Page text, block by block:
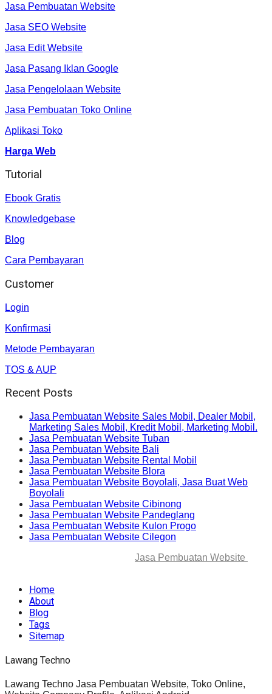
Jasa Pembuatan Website
Jasa SEO Website
Jasa Edit Website
Jasa Pasang Iklan Google
Jasa Pengelolaan Website
Jasa Pembuatan Toko Online
Aplikasi Toko
Harga Web
Tutorial
Ebook Gratis
Knowledgebase
Blog
Cara Pembayaran
Customer
Login
Konfirmasi
Metode Pembayaran
TOS & AUP
Recent Posts
Jasa Pembuatan Website Sales Mobil, Dealer Mobil,
Marketing Sales Mobil, Kredit Mobil, Marketing Mobil.
Jasa Pembuatan Website Tuban
Jasa Pembuatan Website Bali
Jasa Pembuatan Website Rental Mobil
Jasa Pembuatan Website Blora
Jasa Pembuatan Website Boyolali, Jasa Buat Web
Boyolali
Jasa Pembuatan Website Cibinong
Jasa Pembuatan Website Pandeglang
Jasa Pembuatan Website Kulon Progo
Jasa Pembuatan Website Cilegon
Jasa Pembuatan Website
Home
About
Blog
Tags
Sitemap
Lawang Techno
Lawang Techno Jasa Pembuatan Website, Toko Online,